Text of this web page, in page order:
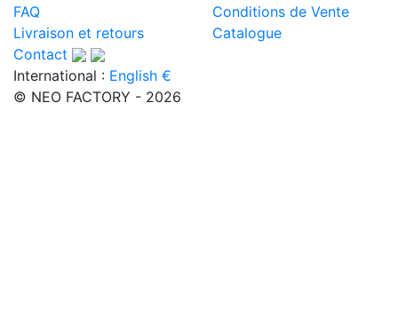
FAQ
Conditions de Vente
Livraison et retours
Catalogue
Contact
International : English €
© NEO FACTORY - 2026